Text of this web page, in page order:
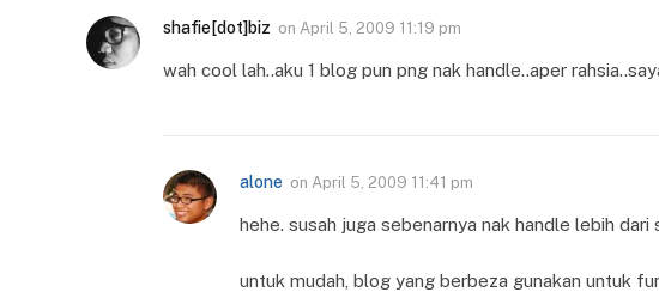
shafie[dot]biz on April 5, 2009 11:19 pm
wah cool lah..aku 1 blog pun png nak handle..aper
alone on April 5, 2009 11:41 pm
hehe. susah juga sebenarnya nak handle lebih
untuk mudah, blog yang berbeza gunakan untuk